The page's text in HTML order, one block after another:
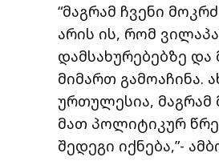
“მაგრამ ჩვენი
არის ის, რომ
დამსახურებებზე
მიმართ გამოაჩინა.
ურთულესია,
მათ პოლიტიკურ
შედეგი იქნება,”-